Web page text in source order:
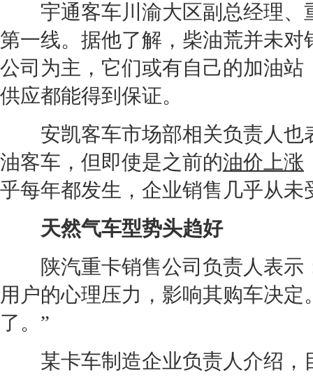
宇通客车川渝大区副总经理、
第一线。据他了解，柴油荒并未
公司为主，它们或有自己的加油
供应都能得到保证。
安凯客车市场部相关负责人也
油客车，但即使是之前的油价上涨
乎每年都发生，企业销售几乎从未
天然气车型势头趋好
陕汽重卡销售公司负责人表示
用户的心理压力，影响其购车决
了。”
某卡车制造企业负责人介绍，